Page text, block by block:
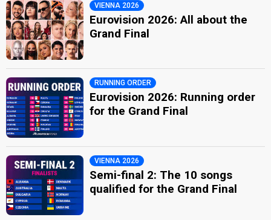
VIENNA 2026
Eurovision 2026: All about the
Grand Final
RUNNING ORDER
Eurovision 2026: Running order
for the Grand Final
VIENNA 2026
Semi-final 2: The 10 songs
qualified for the Grand Final